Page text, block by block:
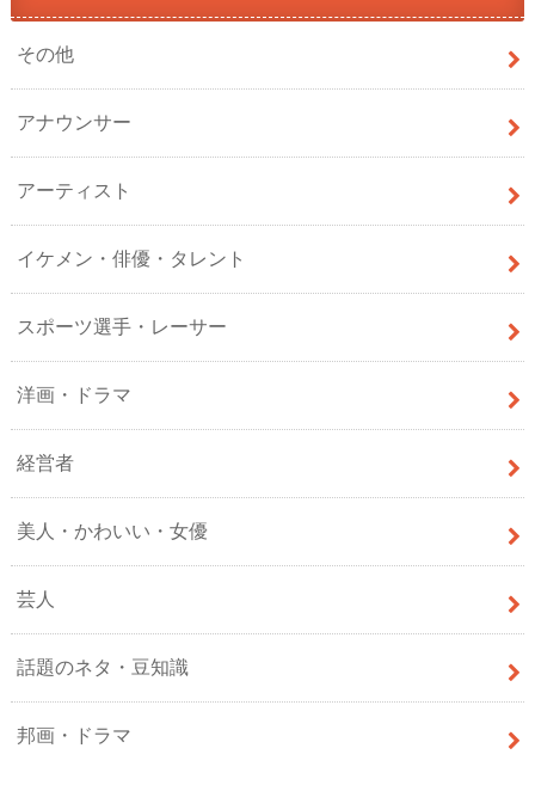
その他
アナウンサー
アーティスト
イケメン・俳優・タレント
スポーツ選手・レーサー
洋画・ドラマ
経営者
美人・かわいい・女優
芸人
話題のネタ・豆知識
邦画・ドラマ